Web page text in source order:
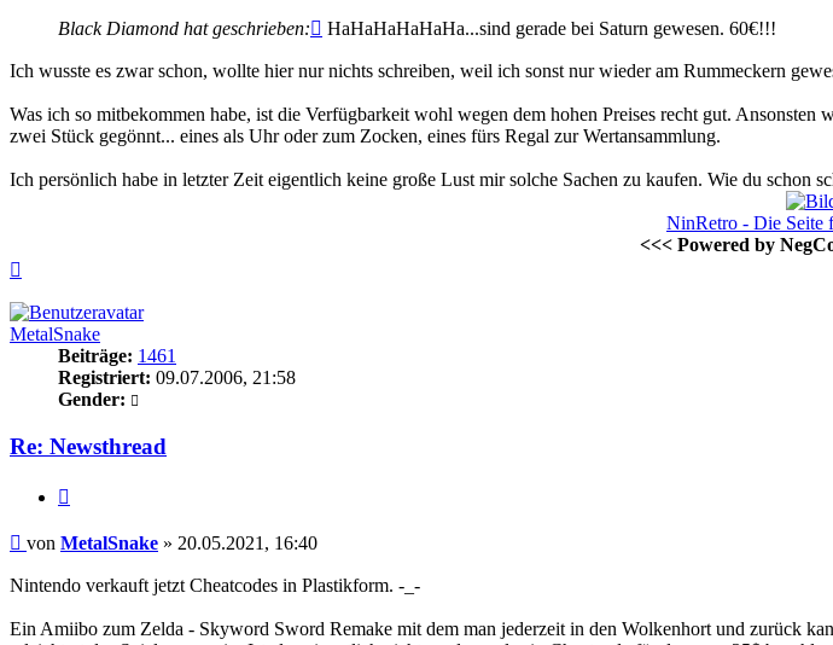
Black Diamond hat geschrieben: HaHaHaHaHaHa...sind gerade bei Saturn gewesen. 60€!!!
Ich wusste es zwar schon, wollte hier nur nichts schreiben, weil ich sonst nur wieder am Rummeckern
Was ich so mitbekommen habe, ist die Verfügbarkeit wohl wegen dem hohen Preises recht gut.
zwei Stück gegönnt... eines als Uhr oder zum Zocken, eines fürs Regal zur Wertansammlung.
Ich persönlich habe in letzter Zeit eigentlich keine große Lust mir solche Sachen zu kaufen. Wie du schon
NinRetro - Die Seite
<<< Powered by
MetalSnake
Beiträge: 1461
Registriert: 09.07.2006, 21:58
Gender:
Re: Newsthread
Beitrag
von MetalSnake » 20.05.2021, 16:40
Nintendo verkauft jetzt Cheatcodes in Plastikform. -_-
Ein Amiibo zum Zelda - Skyword Sword Remake mit dem man jederzeit in den Wolkenhort und zurück